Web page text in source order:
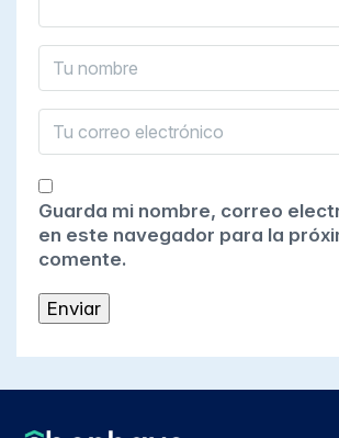
Guarda mi nombre, correo
en este navegador para la
comente.